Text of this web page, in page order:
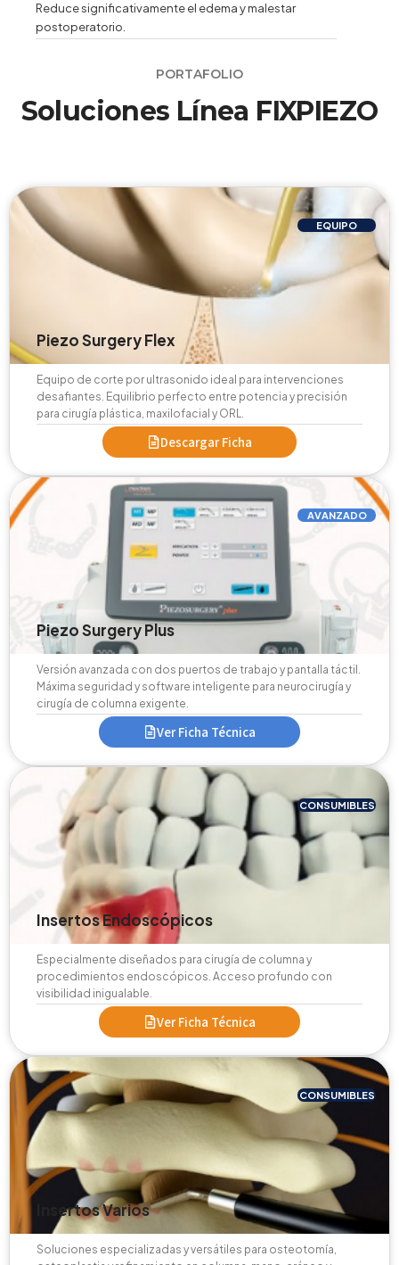
Reduce significativamente el edema y malestar
postoperatorio.
PORTAFOLIO
Soluciones Línea FIXPIEZO
Piezo Surgery Flex
EQUIPO
Equipo de corte por ultrasonido ideal para intervenciones
desafiantes. Equilibrio perfecto entre potencia y precisión
para cirugía plástica, maxilofacial y ORL.
Descargar Ficha
Piezo Surgery Plus
AVANZADO
Versión avanzada con dos puertos de trabajo y pantalla táctil.
Máxima seguridad y software inteligente para neurocirugía y
cirugía de columna exigente.
Ver Ficha Técnica
Insertos Endoscópicos
CONSUMIBLES
Especialmente diseñados para cirugía de columna y
procedimientos endoscópicos. Acceso profundo con
visibilidad inigualable.
Ver Ficha Técnica
Insertos Varios
CONSUMIBLES
Soluciones especializadas y versátiles para osteotomía,